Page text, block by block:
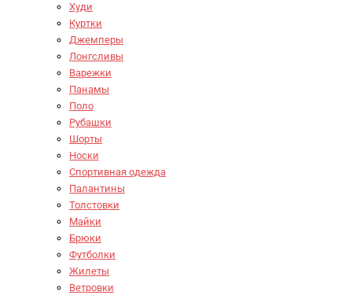
Худи
Куртки
Джемперы
Лонгсливы
Варежки
Панамы
Поло
Рубашки
Шорты
Носки
Спортивная одежда
Палантины
Толстовки
Майки
Брюки
Футболки
Жилеты
Ветровки